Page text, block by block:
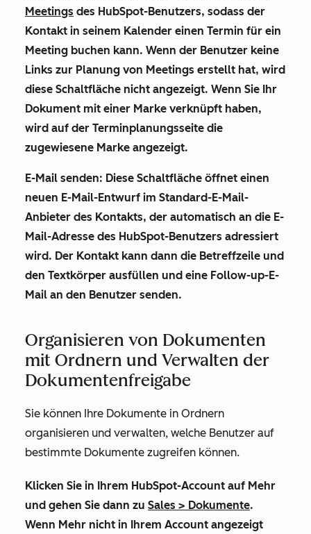
Meetings des HubSpot-Benutzers, sodass der
Kontakt in seinem Kalender einen Termin für ein
Meeting buchen kann. Wenn der Benutzer keine
Links zur Planung von Meetings erstellt hat, wird
diese Schaltfläche nicht angezeigt. Wenn Sie Ihr
Dokument mit einer Marke verknüpft haben,
wird auf der Terminplanungsseite die
zugewiesene Marke angezeigt.
E-Mail senden: Diese Schaltfläche öffnet einen
neuen E-Mail-Entwurf im Standard-E-Mail-
Anbieter des Kontakts, der automatisch an die E-
Mail-Adresse des HubSpot-Benutzers adressiert
wird. Der Kontakt kann dann die Betreffzeile und
den Textkörper ausfüllen und eine Follow-up-E-
Mail an den Benutzer senden.
Organisieren von Dokumenten
mit Ordnern und Verwalten der
Dokumentenfreigabe
Sie können Ihre Dokumente in Ordnern
organisieren und verwalten, welche Benutzer auf
bestimmte Dokumente zugreifen können.
Klicken Sie in Ihrem HubSpot-Account auf Mehr
und gehen Sie dann zu Sales > Dokumente.
Wenn Mehr nicht in Ihrem Account angezeigt